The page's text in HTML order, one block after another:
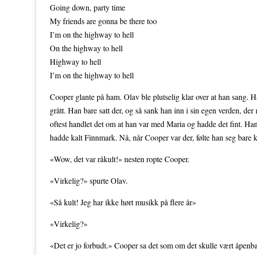
Going down, party time
My friends are gonna be there too
I’m on the highway to hell
On the highway to hell
Highway to hell
I’m on the highway to hell
Cooper glante på ham. Olav ble plutselig klar over at han sang.
grått. Han bare satt der, og så sank han inn i sin egen verden,
oftest handlet det om at han var med Maria og hadde det fint.
hadde kalt Finnmark. Nå, når Cooper var der, følte han seg bare
«Wow, det var råkult!» nesten ropte Cooper.
«Virkelig?» spurte Olav.
«Så kult! Jeg har ikke hørt musikk på flere år»
«Virkelig?»
«Det er jo forbudt.» Cooper sa det som om det skulle vært